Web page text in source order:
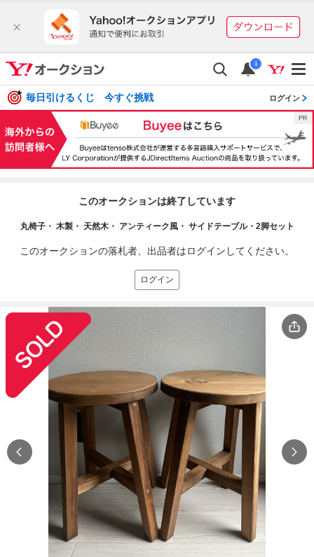
i
毎日引けるくじ 今すぐ挑戦 ログイン
このオークションは終了しています
丸椅子・ 木製・ 天然木・ アンティーク風・ サイドテーブル・2脚セット
このオークションの落札者、出品者はログインしてください。
ログイン